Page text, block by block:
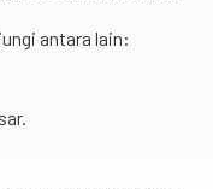
antara lain: